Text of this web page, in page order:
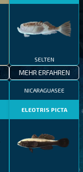
SELTEN
MEHR ERFAHREN
NICARAGUASEE
ELEOTRIS PICTA